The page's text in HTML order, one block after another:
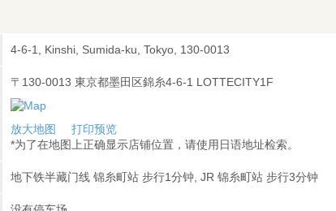
4-6-1, Kinshi, Sumida-ku, Tokyo, 130-0013
〒130-0013 東京都墨田区錦糸4-6-1 LOTTECITY1F
放大地图
打印预览
*为了在地图上正确显示店铺位置，请使用日语地址检索。
地下铁半藏门线 锦糸町站 步行1分钟, JR 锦糸町站 步行3分钟